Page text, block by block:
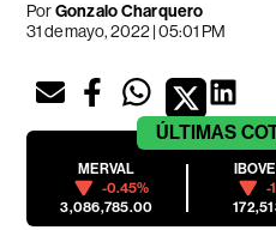
PorGonzalo Charquero
31 de mayo, 2022 | 05:01 PM
ÚLTIMAS
MERVAL
-0.45%
3,086,785.00
-